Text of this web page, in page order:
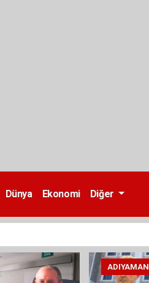
Dünya Ekonomi Diğer
ADIYAMAN